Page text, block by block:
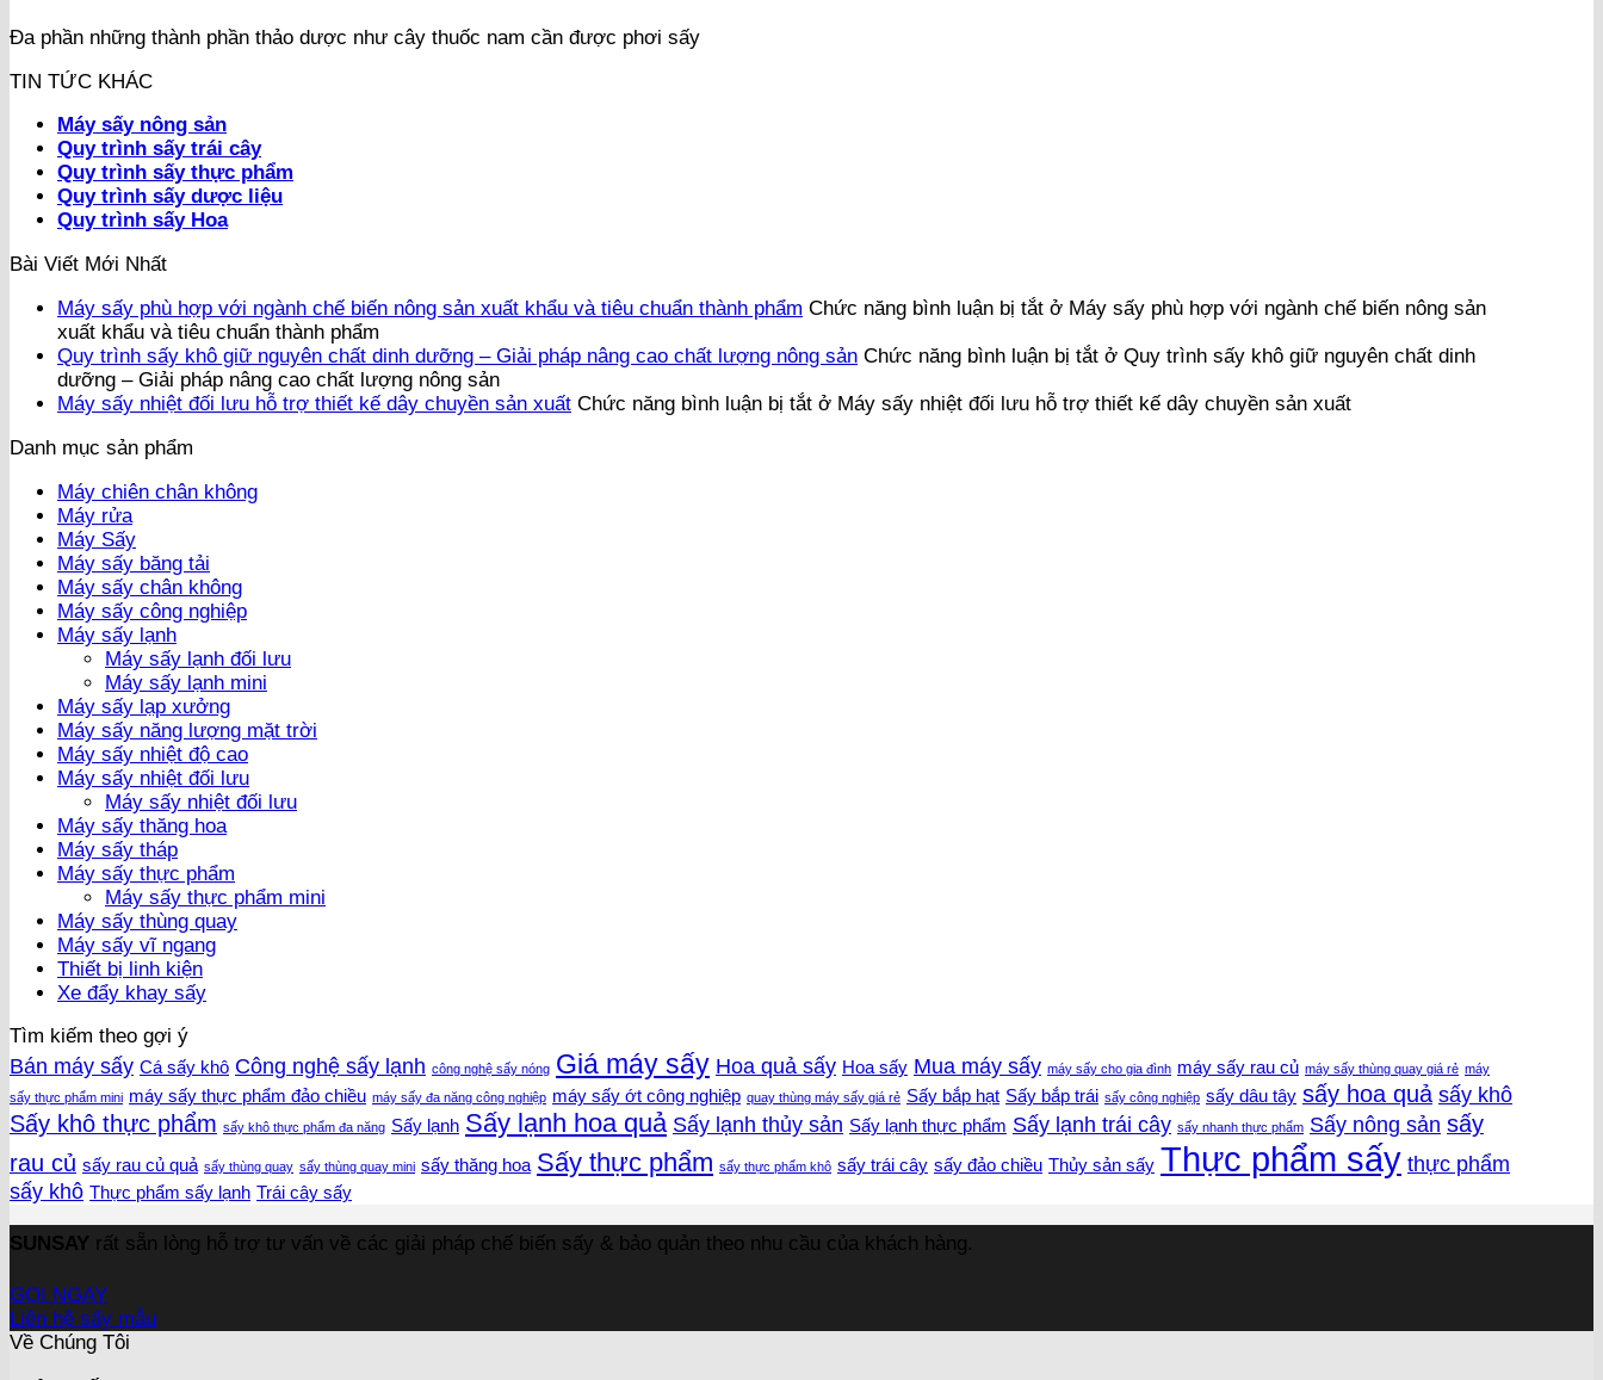
Đa phần những thành phần thảo dược như cây thuốc nam cần được phơi sấy
TIN TỨC KHÁC
Máy sấy nông sản
Quy trình sấy trái cây
Quy trình sấy thực phẩm
Quy trình sấy dược liệu
Quy trình sấy Hoa
Bài Viết Mới Nhất
Máy sấy phù hợp với ngành chế biến nông sản xuất khẩu và tiêu chuẩn thành phẩm Chức năng bình luận bị tắt ở Máy sấy phù hợp với ngành chế biến nông sản
xuất khẩu và tiêu chuẩn thành phẩm
Quy trình sấy khô giữ nguyên chất dinh dưỡng – Giải pháp nâng cao chất lượng nông sản Chức năng bình luận bị tắt ở Quy trình sấy khô giữ nguyên chất dinh
dưỡng – Giải pháp nâng cao chất lượng nông sản
Máy sấy nhiệt đối lưu hỗ trợ thiết kế dây chuyền sản xuất Chức năng bình luận bị tắt ở Máy sấy nhiệt đối lưu hỗ trợ thiết kế dây chuyền sản xuất
Danh mục sản phẩm
Máy chiên chân không
Máy rửa
Máy Sấy
Máy sấy băng tải
Máy sấy chân không
Máy sấy công nghiệp
Máy sấy lạnh
Máy sấy lạnh đối lưu
Máy sấy lạnh mini
Máy sấy lạp xưởng
Máy sấy năng lượng mặt trời
Máy sấy nhiệt độ cao
Máy sấy nhiệt đối lưu
Máy sấy nhiệt đối lưu
Máy sấy thăng hoa
Máy sấy tháp
Máy sấy thực phẩm
Máy sấy thực phẩm mini
Máy sấy thùng quay
Máy sấy vĩ ngang
Thiết bị linh kiện
Xe đẩy khay sấy
Tìm kiếm theo gợi ý
Bán máy sấy Cá sấy khô Công nghệ sấy lạnh công nghệ sấy nóng Giá máy sấy Hoa quả sấy Hoa sấy Mua máy sấy máy sấy cho gia đình máy sấy rau củ máy sấy thùng quay giá rẻ máy
sấy thực phẩm mini máy sấy thực phẩm đảo chiều máy sấy đa năng công nghiệp máy sấy ớt công nghiệp quay thùng máy sấy giá rẻ Sấy bắp hạt Sấy bắp trái sấy công nghiệp sấy dâu tây sấy hoa quả sấy khô
Sấy khô thực phẩm sấy khô thực phẩm đa năng Sấy lạnh Sấy lạnh hoa quả Sấy lạnh thủy sản Sấy lạnh thực phẩm Sấy lạnh trái cây sấy nhanh thực phẩm Sấy nông sản sấy
rau củ sấy rau củ quả sấy thùng quay sấy thùng quay mini sấy thăng hoa Sấy thực phẩm sấy thực phẩm khô sấy trái cây sấy đảo chiều Thủy sản sấy Thực phẩm sấy thực phẩm
sấy khô Thực phẩm sấy lạnh Trái cây sấy
SUNSAY rất sẵn lòng hỗ trợ tư vấn về các giải pháp chế biến sấy & bảo quản theo nhu cầu của khách hàng.
GỌI NGAY
Liên hệ sấy mẫu
Về Chúng Tôi